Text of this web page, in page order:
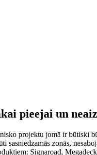
pieejai un
projektu jomā ir
sasniedzamās zonās,
Signaroad,